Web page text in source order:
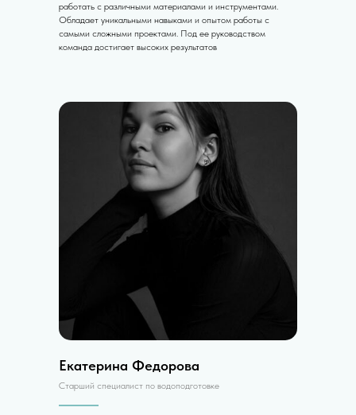
работать с различными материалами и инструментами.
Обладает уникальными навыками и опытом работы с
самыми сложными проектами. Под ее руководством
команда достигает высоких результатов
Екатерина Федорова
Старший специалист по водоподготовке